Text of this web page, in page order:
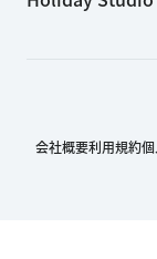
会社概要利用規約